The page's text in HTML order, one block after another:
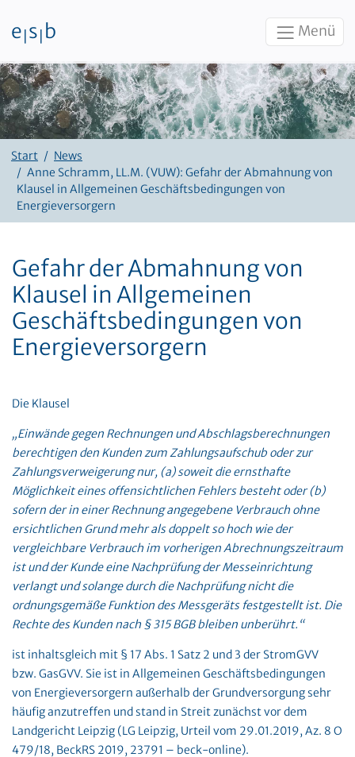
Zum Inhalt
e s b Menü
Start
News
Anne Schramm, LL.M. (VUW): Gefahr der Abmahnung von
Klausel in Allgemeinen Geschäftsbedingungen von
Energieversorgern
Gefahr der Abmahnung von
Klausel in Allgemeinen
Geschäftsbedingungen von
Energieversorgern
Die Klausel
„Einwände gegen Rechnungen und Abschlagsberechnungen
berechtigen den Kunden zum Zahlungsaufschub oder zur
Zahlungsverweigerung nur, (a) soweit die ernsthafte
Möglichkeit eines offensichtlichen Fehlers besteht oder (b)
sofern der in einer Rechnung angegebene Verbrauch ohne
ersichtlichen Grund mehr als doppelt so hoch wie der
vergleichbare Verbrauch im vorherigen Abrechnungszeitraum
ist und der Kunde eine Nachprüfung der Messeinrichtung
verlangt und solange durch die Nachprüfung nicht die
ordnungsgemäße Funktion des Messgeräts festgestellt ist. Die
Rechte des Kunden nach § 315 BGB bleiben unberührt.“
ist inhaltsgleich mit § 17 Abs. 1 Satz 2 und 3 der StromGVV
bzw. GasGVV. Sie ist in Allgemeinen Geschäftsbedingungen
von Energieversorgern außerhalb der Grundversorgung sehr
häufig anzutreffen und stand in Streit zunächst vor dem
Landgericht Leipzig (LG Leipzig, Urteil vom 29.01.2019, Az. 8 O
479/18, BeckRS 2019, 23791 – beck-online).